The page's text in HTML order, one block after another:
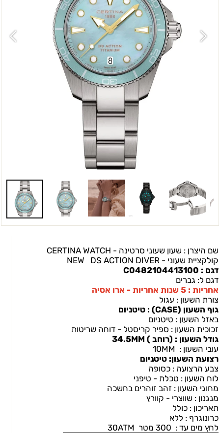
שם היצרן : שעון שעוני סרטינה - CERTINA WATCH
קולקציית שעוני - NEW DS ACTION DIVER
דגם : C0482104413100
דגם ל: גברים
אחריות : 5 שנות אחריות - ארו אסיה
צורת השעון : עגול
גוף השעון (CASEׂ) : טיטניום
באזל השעון : טיטניום
זכוכית השעון : ספיר קריסטל - דוחה שריטות
גודל השעון : (רוחב ) 34.5MM
עובי השעון : 10MM
רצועת השעון: טיטניום
צבע הרצועה : כסופה
לוח השעון : טכלת - טיפני
מחוגי השעון : זהב זוהרים בחשכה
מנגנון : שווצרי - קוורץ
תאריכון : כולל
כרונוגרף : ללא
לחץ מים עד : 300 מטר 30ATM